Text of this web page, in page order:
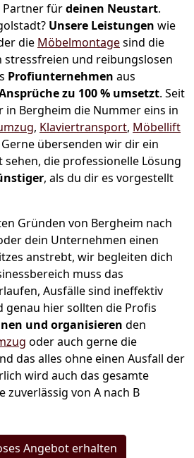
Partner fürdeinen Neustart.
Unsere Leistungen wie
die Möbelmontagesind die
stressfreien und reibungslosen
Profiunternehmen aus
zu 100 % umsetzt. Seit
in Bergheim die Nummer eins in
, Klaviertransport, Möbellift
Gerne übersenden wir dir ein
die professionelle Lösung
, als du dir es vorgestellt
Gründen von Bergheim nach
dein Unternehmen einen
anstrebt, wir begleiten dich
muss das
Ausfälle sind ineffektiv
genau hier sollten die Profis
und organisieren den
oder auch gerne die
das alles ohne einen Ausfall der
wird auch das gesamte
zuverlässig von A nach B
Angebot erhalten